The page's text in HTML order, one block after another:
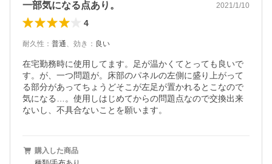
一部気になる点あり。 2021/1/10
4
耐久性 ： 普通、 効き ： 良い
在宅勤務時に使用してます。足が温かくてとっても良いで
す。が、一つ問題が。床部のパネルの左側に盛り上がって
る部分があってちょうどそこが左足が置かれるとこなので
気になる…。使用しはじめてからの問題点なので交換出来
ないし、不具合ないことを願います。
購入した商品